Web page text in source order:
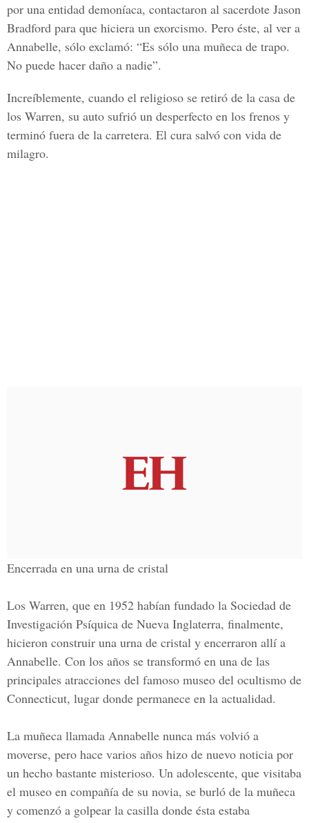
por una entidad demoníaca, contactaron al sacerdote Jason
Bradford para que hiciera un exorcismo. Pero éste, al ver a
Annabelle, sólo exclamó: “Es sólo una muñeca de trapo.
No puede hacer daño a nadie”.
Increíblemente, cuando el religioso se retiró de la casa de
los Warren, su auto sufrió un desperfecto en los frenos y
terminó fuera de la carretera. El cura salvó con vida de
milagro.
Encerrada en una urna de cristal
Los Warren, que en 1952 habían fundado la Sociedad de
Investigación Psíquica de Nueva Inglaterra, finalmente,
hicieron construir una urna de cristal y encerraron allí a
Annabelle. Con los años se transformó en una de las
principales atracciones del famoso museo del ocultismo de
Connecticut, lugar donde permanece en la actualidad.
La muñeca llamada Annabelle nunca más volvió a
moverse, pero hace varios años hizo de nuevo noticia por
un hecho bastante misterioso. Un adolescente, que visitaba
el museo en compañía de su novia, se burló de la muñeca
y comenzó a golpear la casilla donde ésta estaba